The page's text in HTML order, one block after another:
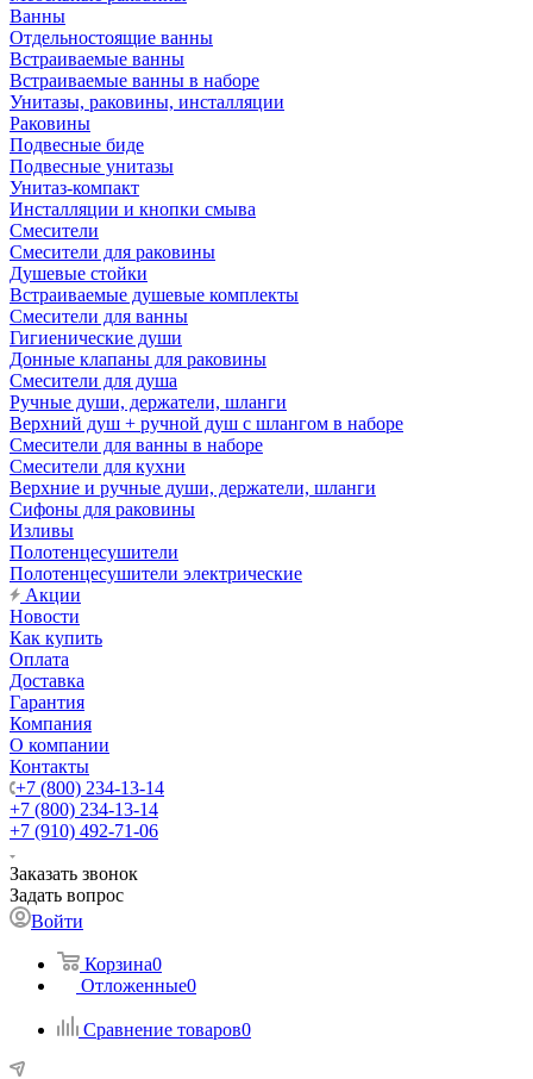
Ванны
Отдельностоящие ванны
Встраиваемые ванны
Встраиваемые ванны в наборе
Унитазы, раковины, инсталляции
Раковины
Подвесные биде
Подвесные унитазы
Унитаз-компакт
Инсталляции и кнопки смыва
Смесители
Смесители для раковины
Душевые стойки
Встраиваемые душевые комплекты
Смесители для ванны
Гигиенические души
Донные клапаны для раковины
Смесители для душа
Ручные души, держатели, шланги
Верхний душ + ручной душ с шлангом в наборе
Смесители для ванны в наборе
Смесители для кухни
Верхние и ручные души, держатели, шланги
Сифоны для раковины
Изливы
Полотенцесушители
Полотенцесушители электрические
Акции
Новости
Как купить
Оплата
Доставка
Гарантия
Компания
О компании
Контакты
+7 (800) 234-13-14
+7 (800) 234-13-14
+7 (910) 492-71-06
Заказать звонок
Задать вопрос
Войти
Корзина0
Отложенные0
Сравнение товаров0